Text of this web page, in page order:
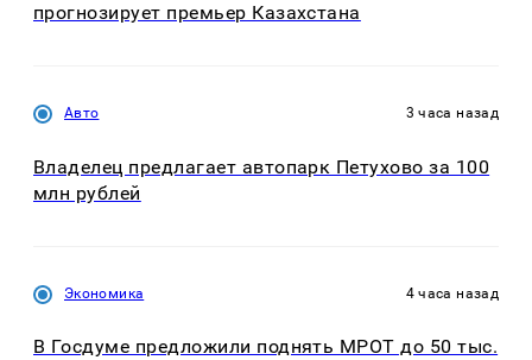
прогнозирует премьер Казахстана
Авто 3 часа назад
Владелец предлагает автопарк Петухово за 100
млн рублей
Экономика 4 часа назад
В Госдуме предложили поднять МРОТ до 50 тыс.